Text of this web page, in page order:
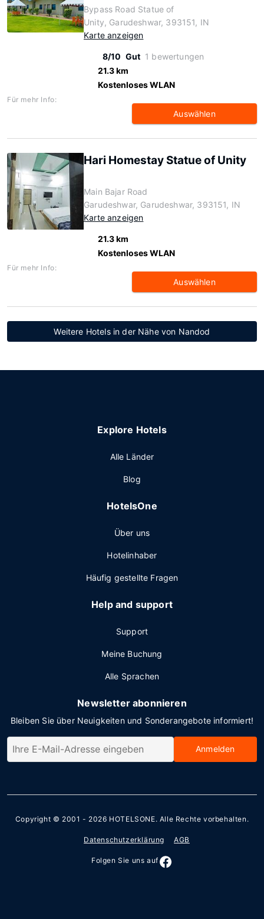
Bypass Road Statue of
Unity, Garudeshwar, 393151, IN
Karte anzeigen
8/10 Gut 1 bewertungen
21.3 km
Kostenloses WLAN
Für mehr Info:
Auswählen
Hari Homestay Statue of Unity
Main Bajar Road
Garudeshwar, Garudeshwar, 393151, IN
Karte anzeigen
21.3 km
Kostenloses WLAN
Für mehr Info:
Auswählen
Weitere Hotels in der Nähe von Nandod
Explore Hotels
Alle Länder
Blog
HotelsOne
Über uns
Hotelinhaber
Häufig gestellte Fragen
Help and support
Support
Meine Buchung
Alle Sprachen
Newsletter abonnieren
Bleiben Sie über Neuigkeiten und Sonderangebote informiert!
Anmelden
Copyright © 2001 - 2026 HOTELSONE. Alle Rechte vorbehalten.
Datenschutzerklärung AGB
Folgen Sie uns auf